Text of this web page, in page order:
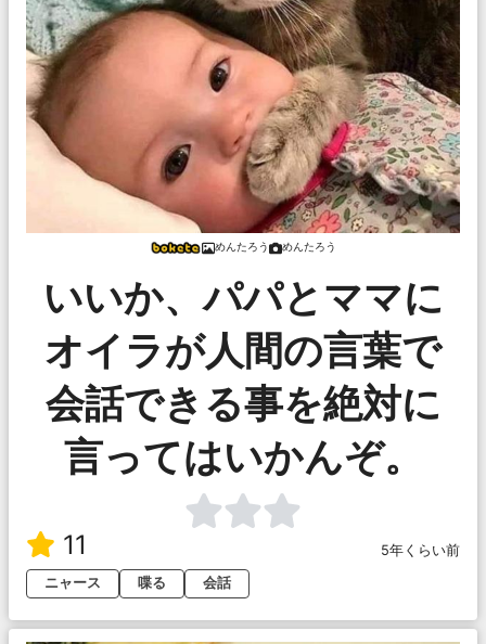
めんたろう めんたろう
いいか、パパとママに
オイラが人間の言葉で
会話できる事を絶対に
言ってはいかんぞ。
11
5年くらい前
ニャース
喋る 会話